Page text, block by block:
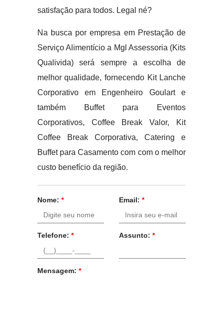
satisfação para todos. Legal né?
Na busca por empresa em Prestação de
Serviço Alimentício a Mgl Assessoria (Kits
Qualivida) será sempre a escolha de
melhor qualidade, fornecendo Kit Lanche
Corporativo em Engenheiro Goulart e
também Buffet para Eventos
Corporativos, Coffee Break Valor, Kit
Coffee Break Corporativa, Catering e
Buffet para Casamento com com o melhor
custo benefício da região.
Nome: * Email: *
Telefone: * Assunto: *
Mensagem: *